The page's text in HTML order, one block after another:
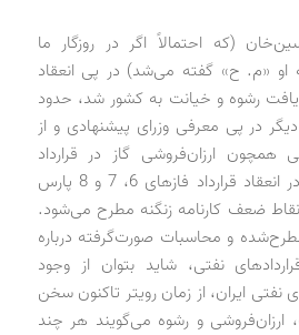
(که احتمالاً اگر در روزگار ما
او «م. ح» گفته می‌شد) در پی انعقاد
رشوه و خیانت به کشور شد، حدود
دیگر در پی معرفی وزرای پیشنهادی و از
همچون ارزان‌فروشی گاز در قرارداد
کرسنت و پرداخت رشوه در انعقاد قرارداد فازهای 6، 7 و 8 پارس
ضعف کارنامه زنگنه مطرح می‌شود.
و محاسبات صورت‌گرفته درباره
نفتی، شاید بتوان از وجود
نفتی ایران، از زمان رویتر تاکنون سخن
ارزان‌فروشی و رشوه می‌گویند هر چند